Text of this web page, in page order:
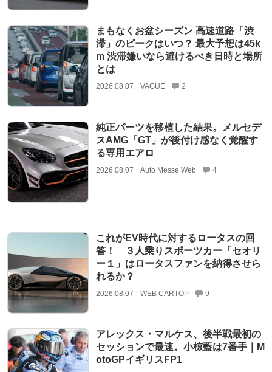
まもなくお盆シーズン 高速道路「渋
滞」のピークはいつ？ 最大予想は45k
m 渋滞嫌いなら避けるべき日時と場所
とは
2026.08.07 VAGUE 2
純正パーツを移植した結果。メルセデ
スAMG「GT」が後付け感なく覚醒す
る専用エアロ
2026.08.07 Auto Messe Web 4
これがEV時代に対するロータスの回
答！ ３人乗りスポーツカー「セオリ
ー１」はロータスファンを納得させら
れるか？
2026.08.07 WEB CARTOP 9
アレックス・マルケス、後半戦最初の
セッションで最速。小椋藍は7番手｜M
otoGPイギリスFP1